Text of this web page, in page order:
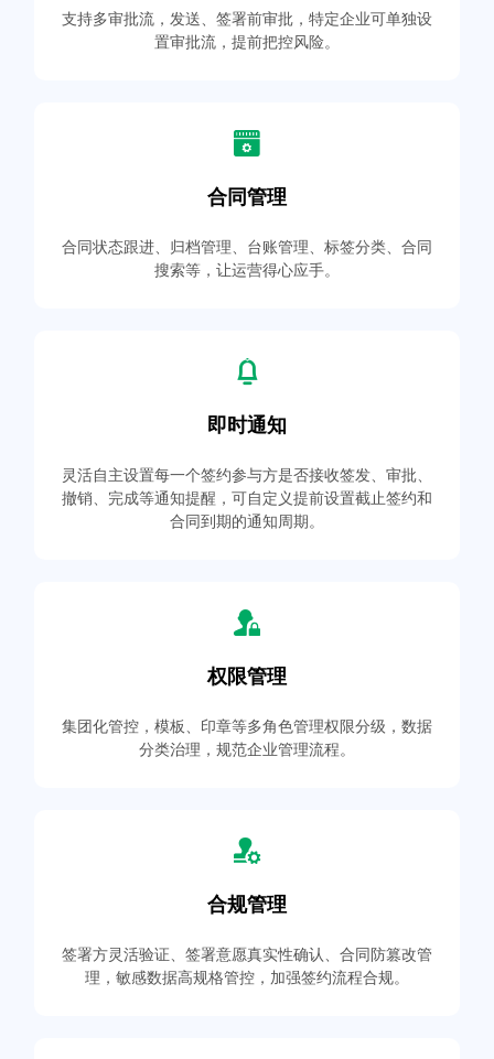
支持多审批流，发送、签署前审批，特定企业可单独设
置审批流，提前把控风险。
合同管理
合同状态跟进、归档管理、台账管理、标签分类、合同
搜索等，让运营得心应手。
即时通知
灵活自主设置每一个签约参与方是否接收签发、审批、
撤销、完成等通知提醒，可自定义提前设置截止签约和
合同到期的通知周期。
权限管理
集团化管控，模板、印章等多角色管理权限分级，数据
分类治理，规范企业管理流程。
合规管理
签署方灵活验证、签署意愿真实性确认、合同防篡改管
理，敏感数据高规格管控，加强签约流程合规。